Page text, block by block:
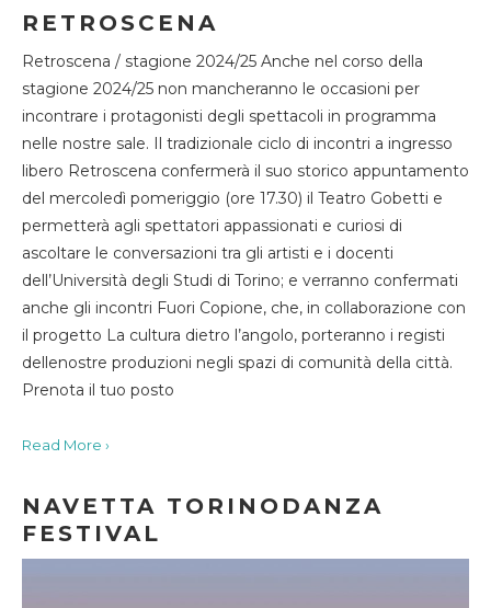
RETROSCENA
Retroscena / stagione 2024/25 Anche nel corso della
stagione 2024/25 non mancheranno le occasioni per
incontrare i protagonisti degli spettacoli in programma
nelle nostre sale. Il tradizionale ciclo di incontri a ingresso
libero Retroscena confermerà il suo storico appuntamento
del mercoledì pomeriggio (ore 17.30) il Teatro Gobetti e
permetterà agli spettatori appassionati e curiosi di
ascoltare le conversazioni tra gli artisti e i docenti
dell’Università degli Studi di Torino; e verranno confermati
anche gli incontri Fuori Copione, che, in collaborazione con
il progetto La cultura dietro l’angolo, porteranno i registi
dellenostre produzioni negli spazi di comunità della città.
Prenota il tuo posto
Read More ›
NAVETTA TORINODANZA
FESTIVAL